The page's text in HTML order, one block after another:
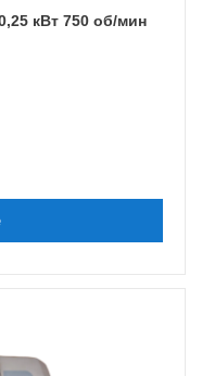
кВт 750 об/мин